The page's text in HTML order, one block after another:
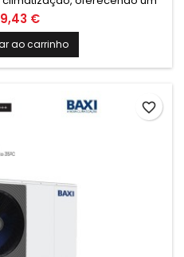
e um design moderno.
alternativa eco-friendly para
e ambiente.
€
ao carrinho
favorite_border